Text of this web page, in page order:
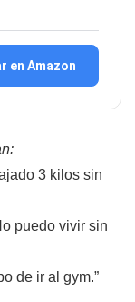
en Amazon
3 kilos sin
puedo vivir sin
de ir al gym.”